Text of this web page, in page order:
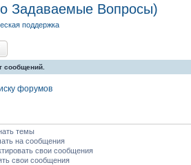
Задаваемые Вопросы)
поддержка
сообщений.
форумов
темы
на сообщения
свои сообщения
свои сообщения